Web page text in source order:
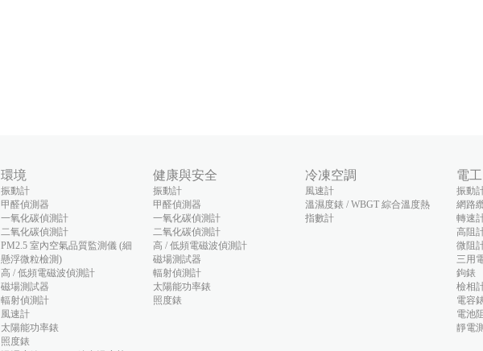
環境
振動計
甲醛偵測器
一氧化碳偵測計
二氧化碳偵測計
PM2.5 室內空氣品質監測儀 (細
懸浮微粒檢測)
高 / 低頻電磁波偵測計
磁場測試器
輻射偵測計
風速計
太陽能功率錶
照度錶
健康與安全
振動計
甲醛偵測器
一氧化碳偵測計
二氧化碳偵測計
高 / 低頻電磁波偵測計
磁場測試器
輻射偵測計
太陽能功率錶
照度錶
冷凍空調
風速計
溫濕度錶 / WBGT 綜合溫度熱
指數計
電工
振動
網路
轉速
高阻
微阻
三用
鉤錶
檢相
電容
電池
靜電